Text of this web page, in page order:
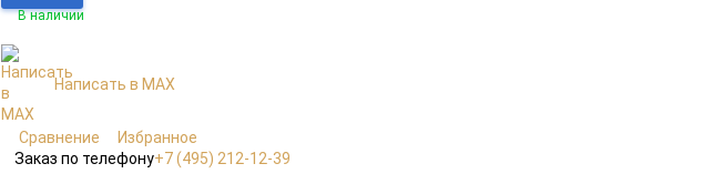
В наличии
Написать в MAX
Сравнение
Избранное
Заказ по телефону+7 (495) 212-12-39